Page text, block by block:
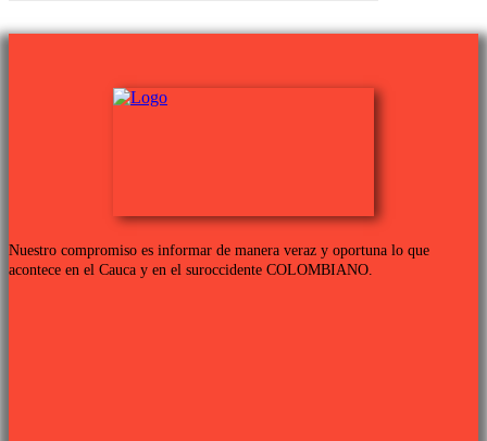
Nuestro compromiso es informar de manera veraz y oportuna lo que
acontece en el Cauca y en el suroccidente COLOMBIANO.